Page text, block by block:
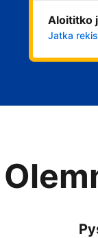
Aloititko
Jatka